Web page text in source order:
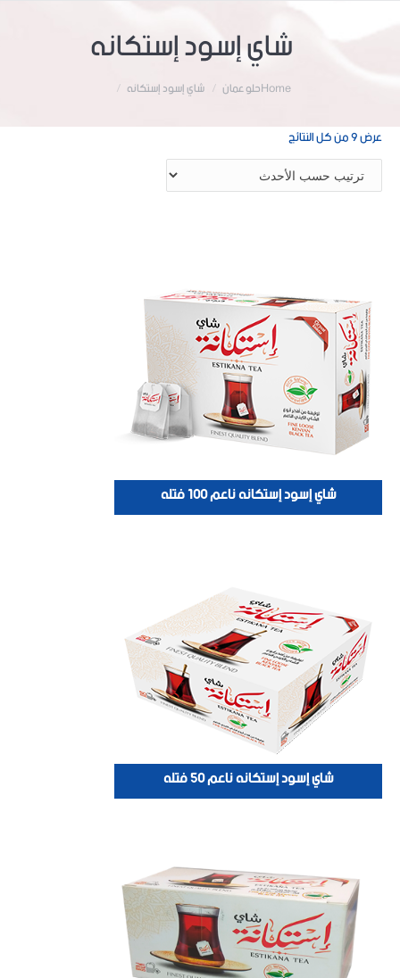
شاي إسود إستكانه
Homeحلو عمان شاي إسود إستكانه
عرض ⁦9⁩ من كل النتائج تم
الفرز
حسب
شاي إسود إستكانه ناعم 100 فتله
شاي إسود إستكانه ناعم 50 فتله